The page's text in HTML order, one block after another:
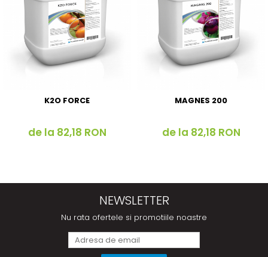
K2O FORCE
de la 82,18 RON
MAGNES 200
de la 82,18 RON
NEWSLETTER
Nu rata ofertele si promotiile noastre